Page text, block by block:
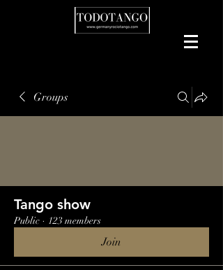
Groups
Tango show
Public · 123 members
Join